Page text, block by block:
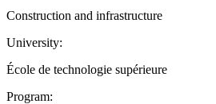
Construction and infrastructure
University:
École de technologie supérieure
Program: